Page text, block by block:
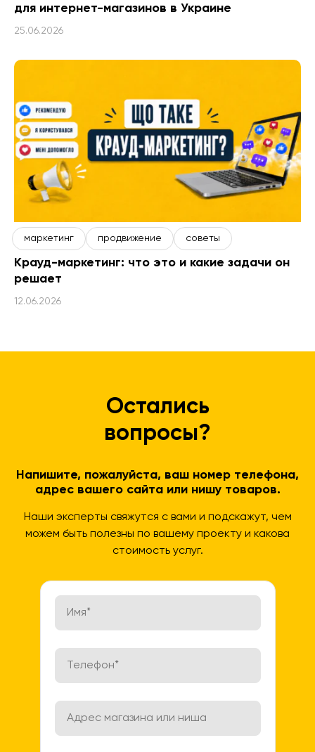
для интернет-магазинов в Украине
25.06.2026
маркетинг продвижение советы
Крауд-маркетинг: что это и какие задачи он
решает
12.06.2026
Остались
вопросы?
Напишите, пожалуйста, ваш номер телефона,
адрес вашего сайта или нишу товаров.
Наши эксперты свяжутся с вами и подскажут, чем
можем быть полезны по вашему проекту и какова
стоимость услуг.